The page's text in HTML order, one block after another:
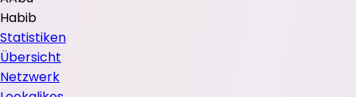
Habib
Statistiken
Übersicht
Netzwerk